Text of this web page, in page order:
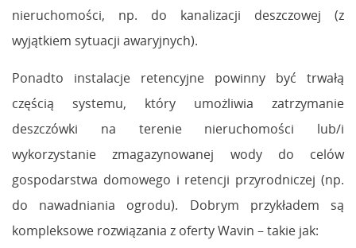
nieruchomości, np. do kanalizacji deszczowej (z
wyjątkiem sytuacji awaryjnych).
Ponadto instalacje retencyjne powinny być trwałą
częścią systemu, który umożliwia zatrzymanie
deszczówki na terenie nieruchomości lub/i
wykorzystanie zmagazynowanej wody do celów
gospodarstwa domowego i retencji przyrodniczej (np.
do nawadniania ogrodu). Dobrym przykładem są
kompleksowe rozwiązania z oferty Wavin – takie jak: